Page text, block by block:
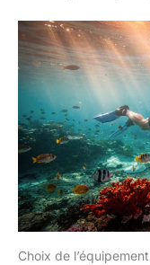
Choix de